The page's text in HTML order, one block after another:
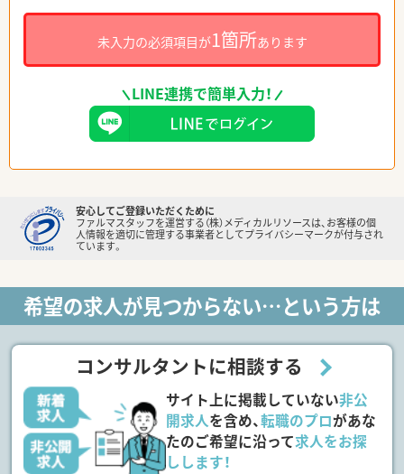
未入力の必須項目が1箇所あります
LINE連携で簡単入力！
安心してご登録いただくために
ファルマスタッフを運営する（株）メディカルリソースは、お客様の個
人情報を適切に管理する事業者としてプライバシーマークが付与され
ています。
希望の求人が見つからない…という方は
コンサルタントに相談する
サイト上に掲載していない非公
開求人を含め、転職のプロがあな
たのご希望に沿って求人をお探
しします！